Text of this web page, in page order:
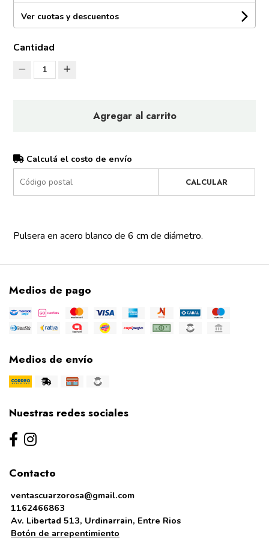
Ver cuotas y descuentos
Cantidad
1
Agregar al carrito
Calculá el costo de envío
CALCULAR
Pulsera en acero blanco de 6 cm de diámetro.
Medios de pago
Medios de envío
Nuestras redes sociales
Contacto
ventascuarzorosa@gmail.com
1162466863
Av. Libertad 513, Urdinarrain, Entre Rios
Botón de arrepentimiento